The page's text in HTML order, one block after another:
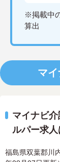
※掲載中
算出
マ
マイナビ
ルパー求
福島県双葉郡川